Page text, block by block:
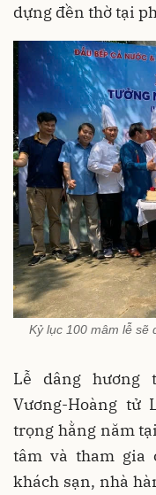
dựng đền thờ tại
Kỷ lục 100 mâm lễ sẽ
Lễ dâng hương
Vương-Hoàng tử
trọng hằng năm
tâm và tham gia
khách sạn, nhà